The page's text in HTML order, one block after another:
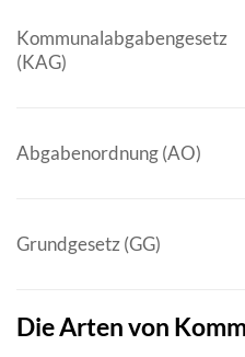
Kommunalabgabengesetz
(KAG)
Abgabenordnung (AO)
Grundgesetz (GG)
Die Arten von